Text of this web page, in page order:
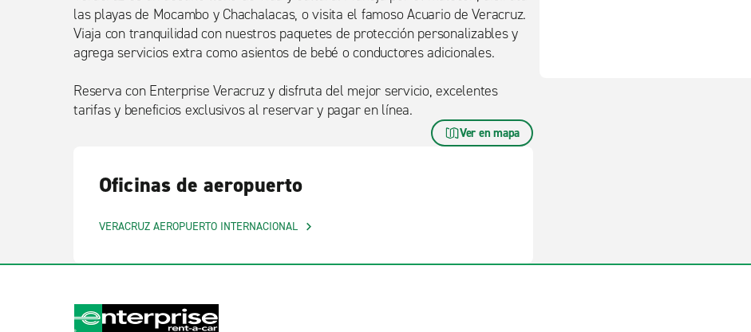
las playas de Mocambo y Chachalacas, o visita el famoso Acuario de Veracruz.
Viaja con tranquilidad con nuestros paquetes de protección personalizables y
agrega servicios extra como asientos de bebé o conductores adicionales.
Reserva con Enterprise Veracruz y disfruta del mejor servicio, excelentes
tarifas y beneficios exclusivos al reservar y pagar en línea.
Ver en mapa
Oficinas de aeropuerto
VERACRUZ AEROPUERTO INTERNACIONAL